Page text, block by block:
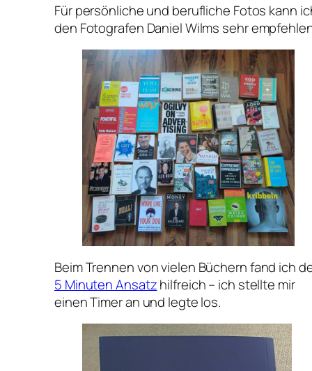
Für persönliche und berufliche Fotos kann
den Fotografen Daniel Wilms sehr
Beim Trennen von vielen Büchern fand ich
5 Minuten Ansatzhilfreich – ich stellte mir
einen Timer an und legte los.